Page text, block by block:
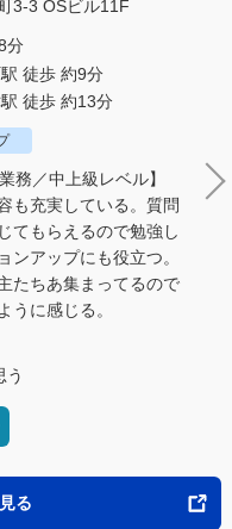
3-3 OSビル11F
分
徒歩 約9分
徒歩 約13分
務／中上級レベル】
も充実している。質問
てもらえるので勉強し
ンアップにも役立つ。
たちあ集まってるので
うに感じる。
う
る